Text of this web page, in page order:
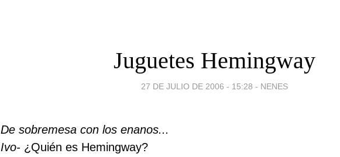
Juguetes Hemingway
27 DE JULIO DE 2006 - 15:28 - NENES
De sobremesa con los enanos...
Ivo- ¿Quién es Hemingway?